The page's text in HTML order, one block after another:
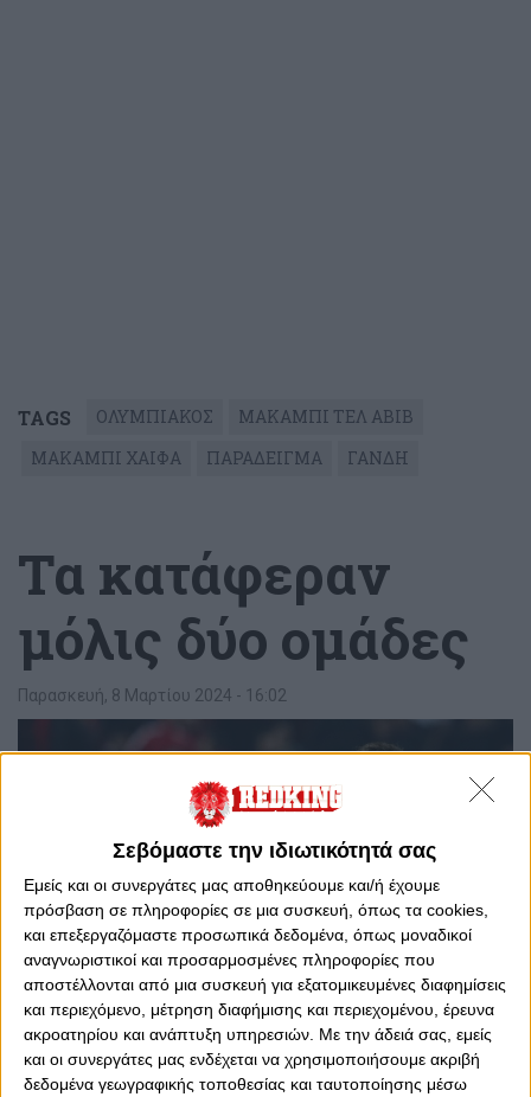
Σεβόμαστε την ιδιωτικότητά σας
Εμείς και οι συνεργάτες μας αποθηκεύουμε και/ή έχουμε
πρόσβαση σε πληροφορίες σε μια συσκευή, όπως τα cookies,
και επεξεργαζόμαστε προσωπικά δεδομένα, όπως μοναδικοί
αναγνωριστικοί και προσαρμοσμένες πληροφορίες που
αποστέλλονται από μια συσκευή για εξατομικευμένες διαφημίσεις
και περιεχόμενο, μέτρηση διαφήμισης και περιεχομένου, έρευνα
ακροατηρίου και ανάπτυξη υπηρεσιών. Με την άδειά σας, εμείς
και οι συνεργάτες μας ενδέχεται να χρησιμοποιήσουμε ακριβή
δεδομένα γεωγραφικής τοποθεσίας και ταυτοποίησης μέσω
TAGS ΟΛΥΜΠΙΑΚΟΣ
ΜΑΚΑΜΠΙ ΤΕΛ ΑΒΙΒ
ΜΑΚΑΜΠΙ ΧΑΙΦΑ
ΠΑΡΑΔΕΙΓΜΑ ΓΑΝΔΗ
Τα κατάφεραν
μόλις δύο ομάδες
Παρασκευή, 8 Μαρτίου 2024 - 16:02
0 0